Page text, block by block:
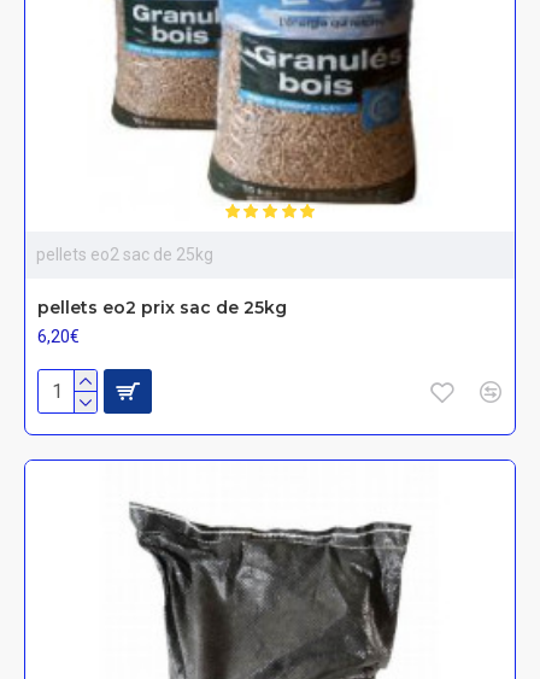
pellets eo2 sac de 25kg
pellets eo2 prix sac de 25kg
6,20€